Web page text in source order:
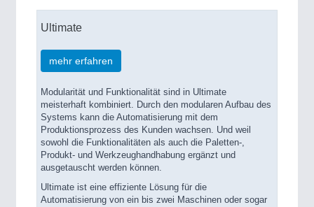
Ultimate
mehr erfahren
Modularität und Funktionalität sind in Ultimate
meisterhaft kombiniert. Durch den modularen Aufbau des
Systems kann die Automatisierung mit dem
Produktionsprozess des Kunden wachsen. Und weil
sowohl die Funktionalitäten als auch die Paletten-,
Produkt- und Werkzeughandhabung ergänzt und
ausgetauscht werden können.
Ultimate ist eine effiziente Lösung für die
Automatisierung von ein bis zwei Maschinen oder sogar